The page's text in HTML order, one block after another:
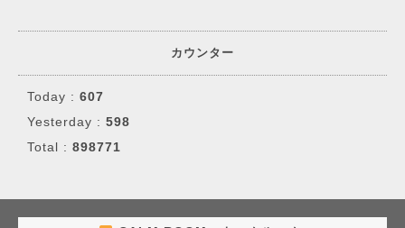
カウンター
Today : 607
Yesterday : 598
Total : 898771